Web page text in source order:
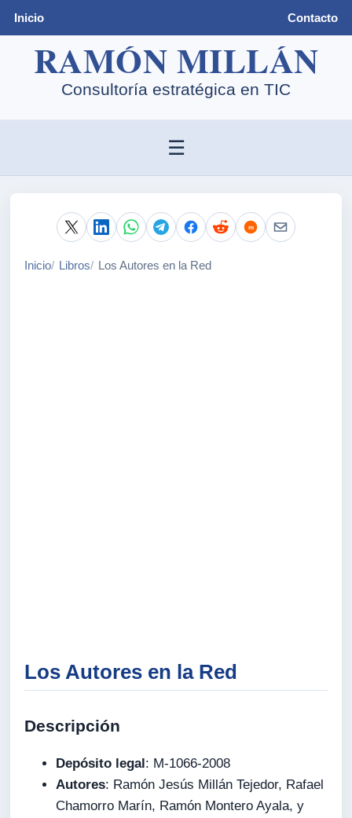
Inicio Contacto
☰
Inicio Libros Los Autores en la Red
Los Autores en la Red
Descripción
Depósito legal: M-1066-2008
Autores: Ramón Jesús Millán Tejedor, Rafael
Chamorro Marín, Ramón Montero Ayala, y